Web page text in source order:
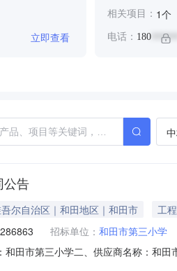
立即查看
相关项目： 1个
电话： 180
公告
尔自治区｜和田地区｜和田市
工
招标单位： 和田市第三小学
和田市第三小学二、供应商名称：和